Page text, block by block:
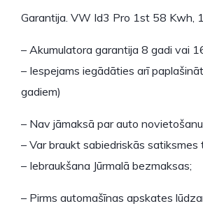
Garantija. VW Id3 Pro 1st 58 Kwh,
– Akumulatora garantija 8 gadi vai
– Iespejams iegādāties arī
gadiem)
– Nav jāmaksā par auto
– Var braukt sabiedriskās satiksmes
– Iebraukšana Jūrmalā bezmaksas;
– Pirms automašīnas apskates